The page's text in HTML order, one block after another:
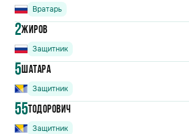
Вратарь
2Жиров
Защитник
5Шатара
Защитник
55Тодорович
Защитник